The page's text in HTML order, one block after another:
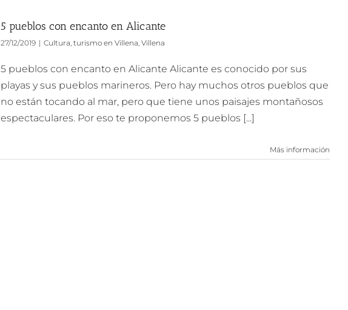
5 pueblos con encanto en Alicante
27/12/2019 | Cultura, turismo en Villena, Villena
5 pueblos con encanto en Alicante Alicante es conocido por sus
playas y sus pueblos marineros. Pero hay muchos otros pueblos que
no están tocando al mar, pero que tiene unos paisajes montañosos
espectaculares. Por eso te proponemos 5 pueblos [...]
Más información